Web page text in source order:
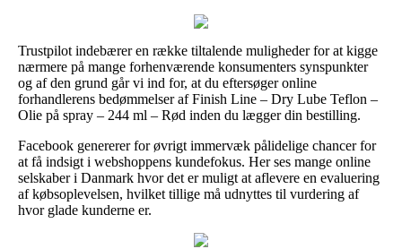
Trustpilot indebærer en række tiltalende muligheder for at kigge
nærmere på mange forhenværende konsumenters synspunkter
og af den grund går vi ind for, at du eftersøger online
forhandlerens bedømmelser af Finish Line – Dry Lube Teflon –
Olie på spray – 244 ml – Rød inden du lægger din bestilling.
Facebook genererer for øvrigt immervæk pålidelige chancer for
at få indsigt i webshoppens kundefokus. Her ses mange online
selskaber i Danmark hvor det er muligt at aflevere en evaluering
af købsoplevelsen, hvilket tillige må udnyttes til vurdering af
hvor glade kunderne er.